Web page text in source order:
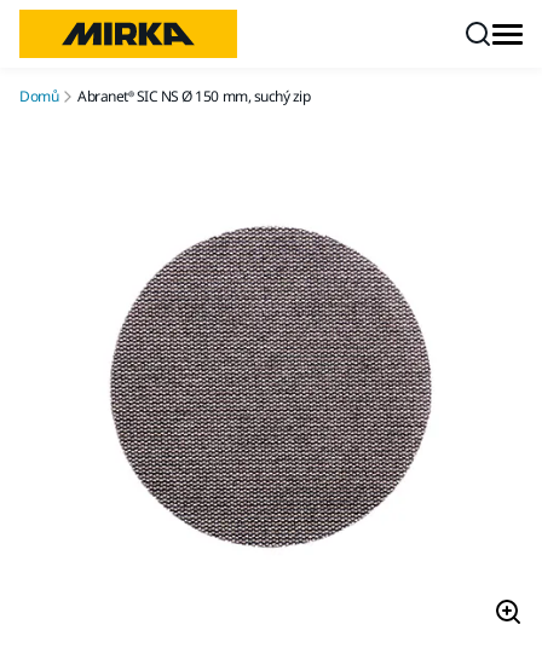
Domů Abranet® SIC NS Ø 150 mm, suchý zip